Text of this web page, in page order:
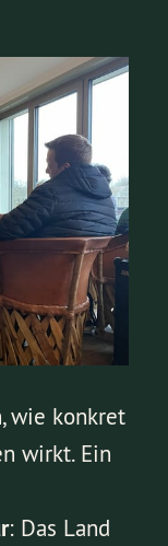
wie konkret
wirkt. Ein
: Das Land